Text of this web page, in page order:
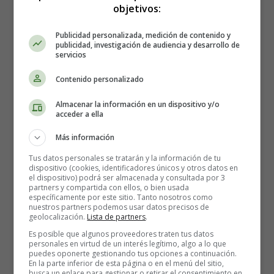
Cambia los factores estresantes
cuando puedas
es controlarlo. Algunas cosas están bajo tu control. Por
sábado por la mañana te estresa porque las filas siempre
hora.
Cambiar cosas simples en tu vida puede sumar y
reducir en gran medida el estrés general.
Pon límites
A veces puede que muerdas más de lo que puedes
masticar y, antes de que te des cuenta, te sentirás
abrumado. Puede ser difícil hacer malabares con las
objetivos:
Publicidad personalizada, medición de contenido y
publicidad, investigación de audiencia y desarrollo de
servicios
Contenido personalizado
Almacenar la información en un dispositivo y/o
acceder a ella
Más información
Tus datos personales se tratarán y la información de tu
dispositivo (cookies, identificadores únicos y otros datos en
el dispositivo) podrá ser almacenada y consultada por 3
partners y compartida con ellos, o bien usada
específicamente por este sitio. Tanto nosotros como
nuestros partners podemos usar datos precisos de
geolocalización. Lista de partners.
Es posible que algunos proveedores traten tus datos
personales en virtud de un interés legítimo, algo a lo que
puedes oponerte gestionando tus opciones a continuación.
En la parte inferior de esta página o en el menú del sitio,